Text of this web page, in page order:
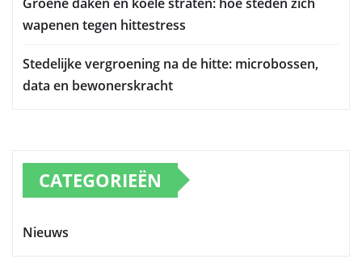
wapenen tegen hittestress
Stedelijke vergroening na de hitte: microbossen,
data en bewonerskracht
CATEGORIEËN
Nieuws